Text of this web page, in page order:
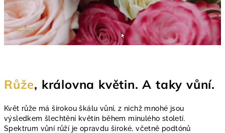
Růže, královna květin. A taky vůní.
Květ růže má širokou škálu vůní, z nichž mnohé jsou
výsledkem šlechtění květin během minulého století.
Spektrum vůní růží je opravdu široké, včetně podtónů